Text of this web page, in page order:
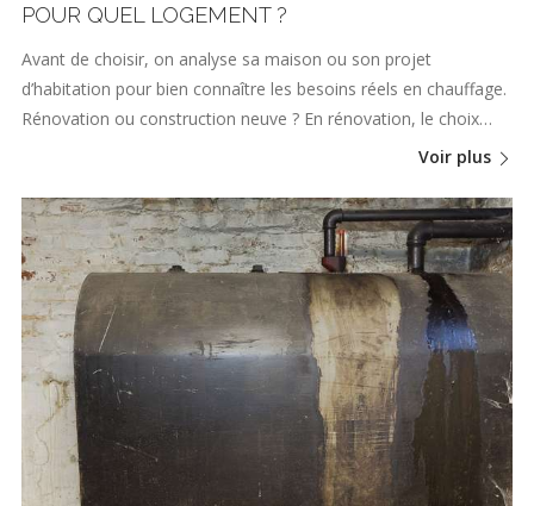
POUR QUEL LOGEMENT ?
Avant de choisir, on analyse sa maison ou son projet
d’habitation pour bien connaître les besoins réels en chauffage.
Rénovation ou construction neuve ? En rénovation, le choix…
Voir plus